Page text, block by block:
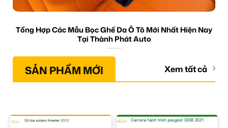
Tổng Hợp Các Mẫu Bọc Ghế Da Ô Tô Mới Nhất Hiện Nay
Tại Thành Phát Auto
SẢN PHẨM MỚI Xem tất cả